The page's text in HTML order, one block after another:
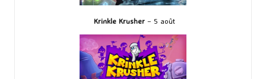
Krinkle Krusher– 5 août